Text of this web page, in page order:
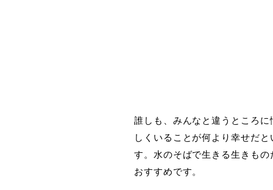
誰しも、みんなと違うところ
しくいることが何より幸せだ
す。水のそばで生きる生きも
おすすめです。